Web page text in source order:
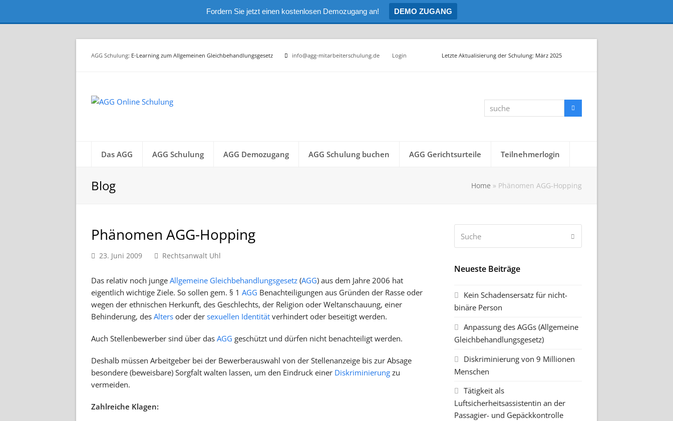
Fordern Sie jetzt einen kostenlosen Demozugang an! DEMO ZUGANG
AGG Schulung: E-Learning zum Allgemeinen Gleichbehandlungsgesetz info@agg-mitarbeiterschulung.de Login Letzte Aktualisierung der Schulung: März 2025
suche
Das AGG AGG Schulung AGG Demozugang AGG Schulung buchen AGG Gerichtsurteile Teilnehmerlogin
Blog Home » Phänomen AGG-Hopping
Phänomen AGG-Hopping
23. Juni 2009 Rechtsanwalt Uhl
Das relativ noch junge Allgemeine Gleichbehandlungsgesetz (AGG) aus dem Jahre 2006 hat
eigentlich wichtige Ziele. So sollen gem. § 1 AGG Benachteiligungen aus Gründen der Rasse oder
wegen der ethnischen Herkunft, des Geschlechts, der Religion oder Weltanschauung, einer
Behinderung, des Alters oder der sexuellen Identität verhindert oder beseitigt werden.
Auch Stellenbewerber sind über das AGG geschützt und dürfen nicht benachteiligt werden.
Deshalb müssen Arbeitgeber bei der Bewerberauswahl von der Stellenanzeige bis zur Absage
besondere (beweisbare) Sorgfalt walten lassen, um den Eindruck einer Diskriminierung zu
vermeiden.
Zahlreiche Klagen:
Neueste Beiträge
Kein Schadensersatz für nicht-
binäre Person
Anpassung des AGGs (Allgemeine
Gleichbehandlungsgesetz)
Diskriminierung von 9 Millionen
Menschen
Tätigkeit als
Luftsicherheitsassistentin an der
Passagier- und Gepäckkontrolle